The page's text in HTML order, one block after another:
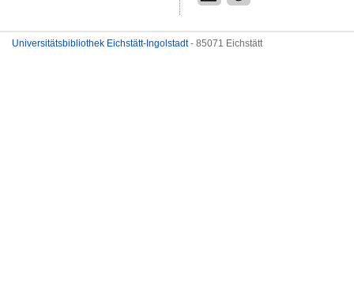
Universitätsbibliothek Eichstätt-Ingolstadt- 85071 Eichstätt